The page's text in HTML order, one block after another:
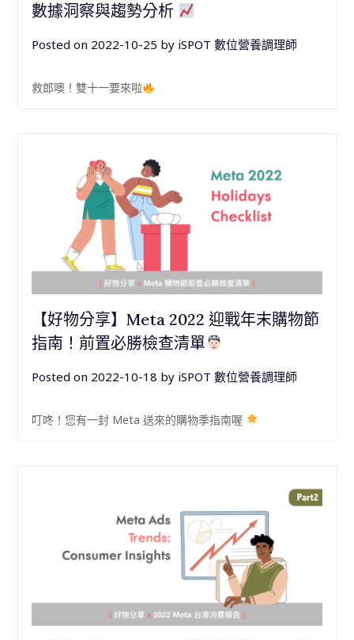
數據洞察與趨勢分析
Posted on 2022-10-25 by iSPOT 數位營養調理師
救郎噢！雙十一要來啦
【好物分享】Meta 2022 迎戰年末購物節
指南！前置必勝檢查清單
Posted on 2022-10-18 by iSPOT 數位營養調理師
叮咚！您有一封 Meta 送來的購物季指南喔